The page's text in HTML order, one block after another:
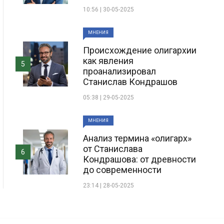
10:56 | 30-05-2025
МНЕНИЯ
Происхождение олигархии
как явления
проанализировал
Станислав Кондрашов
05:38 | 29-05-2025
5
МНЕНИЯ
Анализ термина «олигарх»
от Станислава
Кондрашова: от древности
до современности
23:14 | 28-05-2025
6